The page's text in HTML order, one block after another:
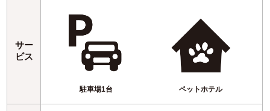
サー
ビス
駐車場1台 ペットホテル